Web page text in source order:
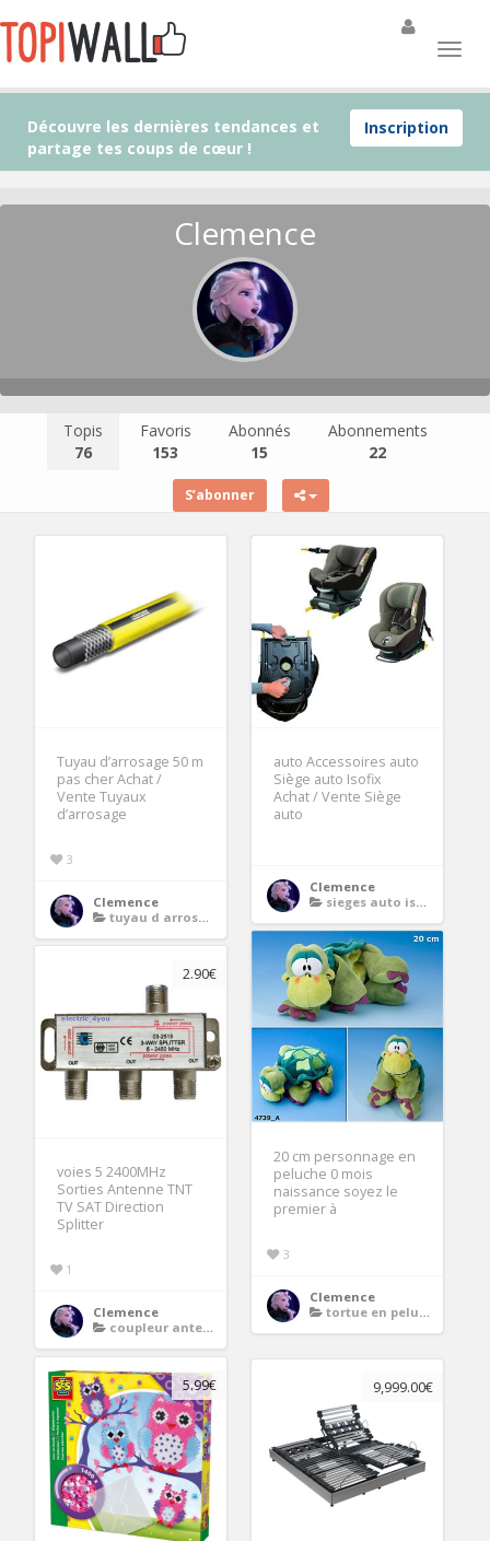
Inscription
Découvre les dernières tendances et
partage tes coups de cœur !
Clemence
Topis
76
Favoris
153
Abonnés
15
Abonnements
22
S’abonner
Tuyau d’arrosage 50 m
pas cher Achat /
Vente Tuyaux
d’arrosage
3
Clemence
tuyau d arrosage 50 m
auto Accessoires auto
Siège auto Isofix
Achat / Vente Siège
auto
Clemence
sieges auto isofix
20 cm personnage en
peluche 0 mois
naissance soyez le
premier à
3
Clemence
tortue en peluche
2.90€
voies 5 2400MHz
Sorties Antenne TNT
TV SAT Direction
Splitter
1
Clemence
coupleur antenne
5.99€ 9,999.00€